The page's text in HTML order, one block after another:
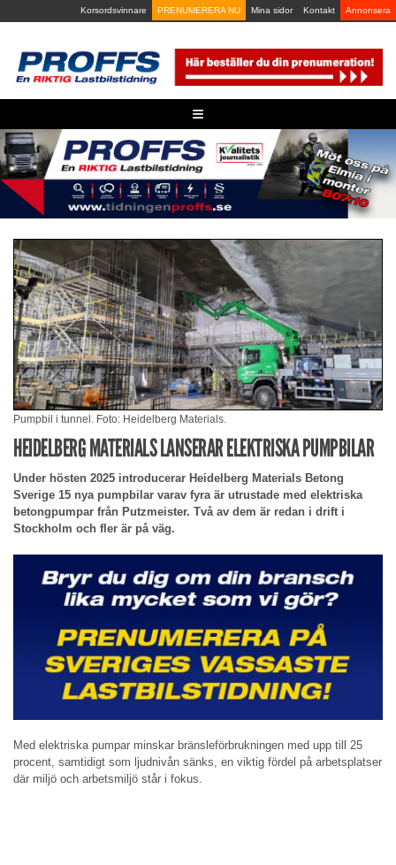
to
Korsordsvinnare PRENUMERERA NU Mina sidor Kontakt Annonsera
≡
Pumpbil i tunnel. Foto: Heidelberg Materials.
HEIDELBERG MATERIALS LANSERAR ELEKTRISKA PUMPBILAR
Under hösten 2025 introducerar Heidelberg Materials Betong
Sverige 15 nya pumpbilar varav fyra är utrustade med elektriska
betongpumpar från Putzmeister. Två av dem är redan i drift i
Stockholm och fler är på väg.
Med elektriska pumpar minskar bränsleförbrukningen med upp till 25
procent, samtidigt som ljudnivån sänks, en viktig fördel på arbetsplatser
där miljö och arbetsmiljö står i fokus.